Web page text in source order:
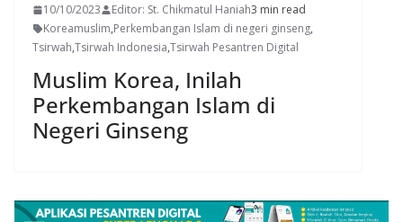
10/10/2023 Editor: St. Chikmatul Haniah3 min read
Koreamuslim,Perkembangan Islam di negeri ginseng,
Tsirwah,Tsirwah Indonesia,Tsirwah Pesantren Digital
Muslim Korea, Inilah
Perkembangan Islam di
Negeri Ginseng